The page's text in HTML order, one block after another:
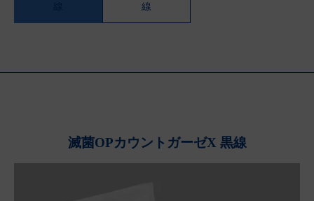
線
滅菌OPカウントガーゼX 黒線